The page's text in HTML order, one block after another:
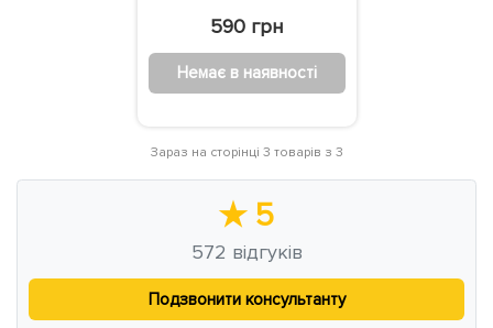
590 грн
Немає в наявності
Зараз на сторінці 3 товарів з 3
★ 5
572 відгуків
Подзвонити консультанту